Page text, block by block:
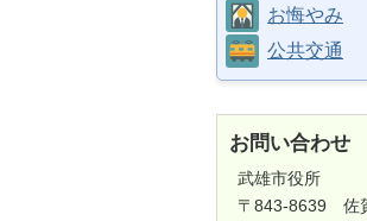
お悔やみ
公共交通
お問い合わせ
武雄市役所
〒843-8639 佐